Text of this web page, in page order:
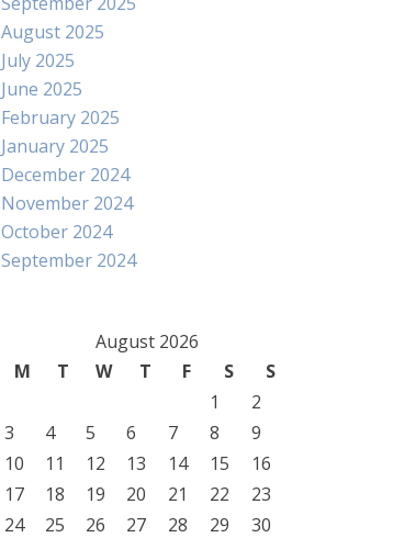
August 2025
July 2025
June 2025
February 2025
January 2025
December 2024
November 2024
October 2024
September 2024
August 2026
M
T W T F S
S
1
2
3
4 5 6 7 8
9
10
11 12 13 14 15
16
17
18 19 20 21 22
23
24
25 26 27 28 29
30